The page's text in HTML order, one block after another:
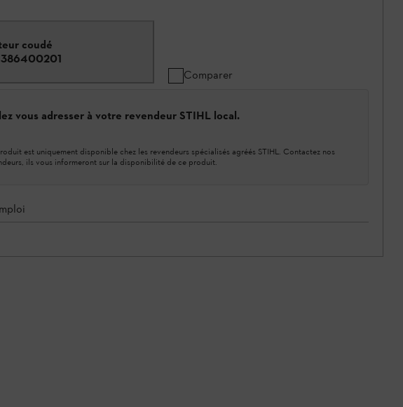
coudé
Comparer
vous adresser à votre revendeur STIHL local.
est uniquement disponible chez les revendeurs spécialisés agréés STIHL. Contactez nos
ils vous informeront sur la disponibilité de ce produit.